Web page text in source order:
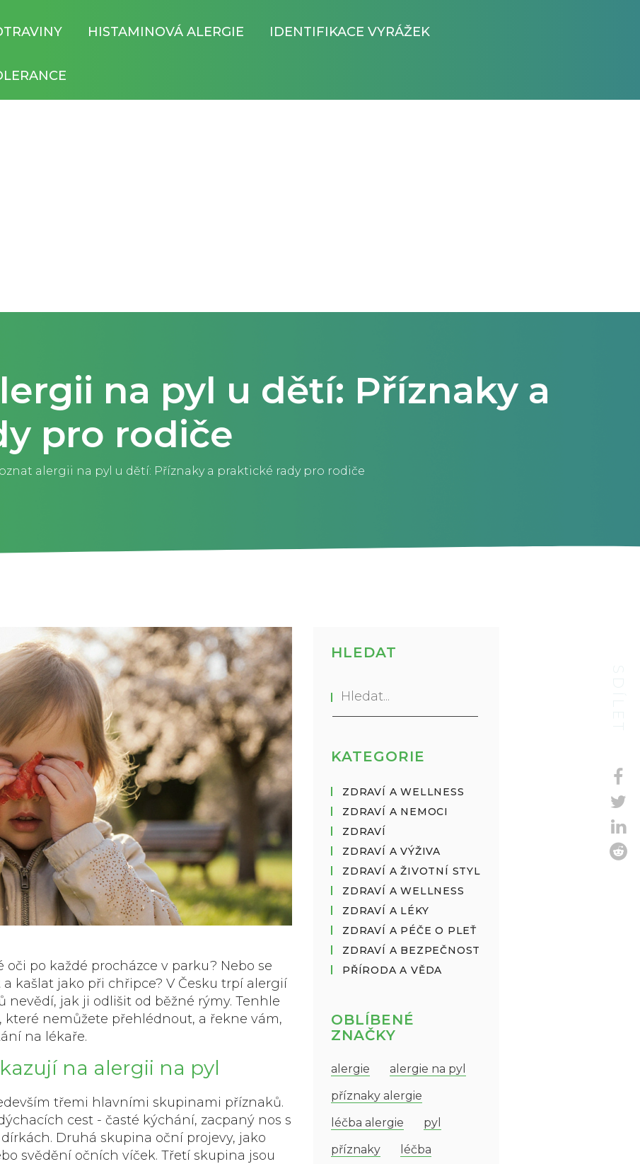
HISTAMINOVÁ ALERGIE IDENTIFIKACE VYRÁŽEK
na pyl u dětí: Příznaky a
pro rodiče
alergii na pyl u dětí: Příznaky a praktické rady pro rodiče
po každé procházce v parku? Nebo se
kašlat jako při chřipce? V Česku trpí alergií
nevědí, jak ji odlišit od běžné rýmy. Tenhle
nemůžete přehlédnout, a řekne vám,
na lékaře.
na alergii na pyl
třemi hlavními skupinami příznaků.
cest - časté kýchání, zacpaný nos s
Druhá skupina oční projevy, jako
svědění očních víček. Třetí skupina jsou
HLEDAT
KATEGORIE
ZDRAVÍ A WELLNESS
ZDRAVÍ A NEMOCI
ZDRAVÍ
ZDRAVÍ A VÝŽIVA
ZDRAVÍ A ŽIVOTNÍ STYL
ZDRAVÍ A WELLNESS
ZDRAVÍ A LÉKY
ZDRAVÍ A PÉČE O PLEŤ
ZDRAVÍ A BEZPEČNOST
PŘÍRODA A VĚDA
OBLÍBENÉ
ZNAČKY
alergie
alergie na pyl
příznaky alergie
léčba alergie
pyl
příznaky
léčba